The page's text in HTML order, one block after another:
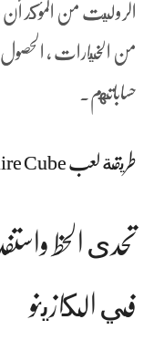
الروليت من المؤكد أن
من الخيارات ، الحصول
حساباتهم.
طريقة لعب Solitaire Cube
تحدى الحظ
في الكازينو